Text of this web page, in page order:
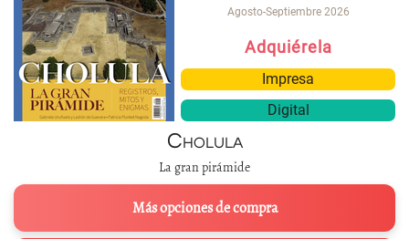
Agosto-Septiembre 2026
Adquiérela
Impresa
Digital
Cholula
La gran pirámide
Más opciones de compra